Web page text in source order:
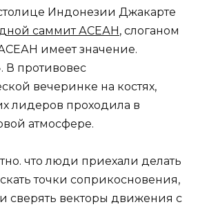
Индонезии Джакарте
саммит АСЕАН, слоганом
имеет значение.
В противовес
вечеринке на костях,
лидеров проходила в
атмосфере.
что люди приехали делать
точки соприкосновения,
сверять векторы движения с